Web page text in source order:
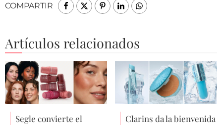
COMPARTIR
Artículos relacionados
Segle convierte el
Clarins da la bienvenida